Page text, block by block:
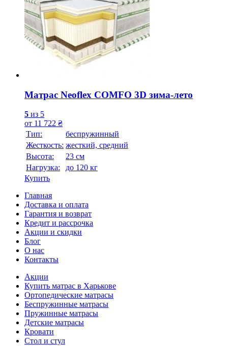
Матрас Neoflex COMFO 3D зима-лето
5 из 5
от 11 722 ₴
Тип:
беспружинный
Жесткость: жесткий, средний
Высотa:
23 см
Нагрузка:
до 120 кг
Купить
Главная
Доставка и оплата
Гарантия и возврат
Кредит и рассрочка
Акции и скидки
Блог
О нас
Контакты
Акции
Купить матрас в Харькове
Ортопедические матрасы
Беспружинные матрасы
Пружинные матрасы
Детские матрасы
Кровати
Стол и стул